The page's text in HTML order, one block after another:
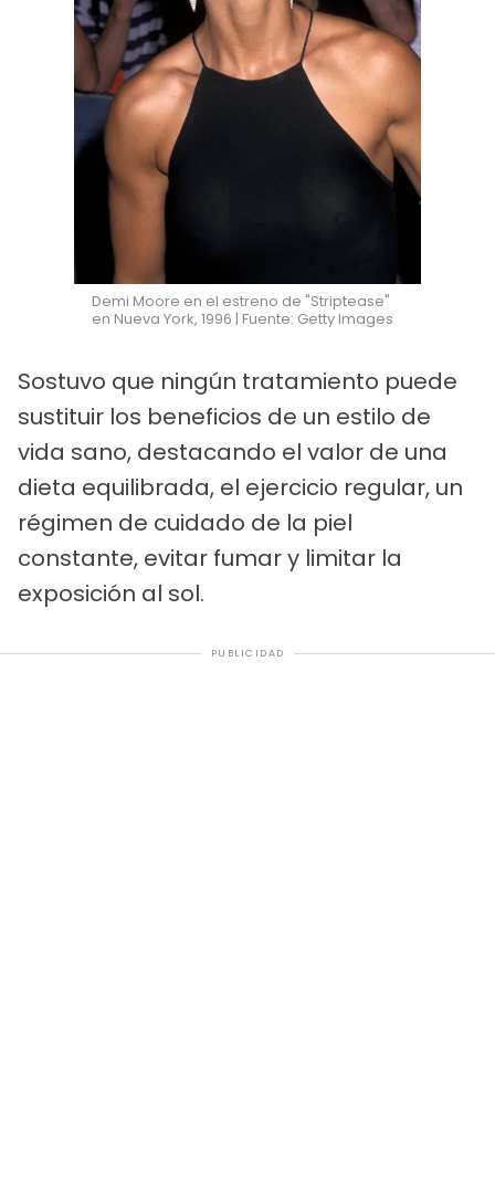
Demi Moore en el estreno de "Striptease"
en Nueva York, 1996 | Fuente: Getty Images
Sostuvo que ningún tratamiento puede
sustituir los beneficios de un estilo de
vida sano, destacando el valor de una
dieta equilibrada, el ejercicio regular, un
régimen de cuidado de la piel
constante, evitar fumar y limitar la
exposición al sol.
PUBLICIDAD